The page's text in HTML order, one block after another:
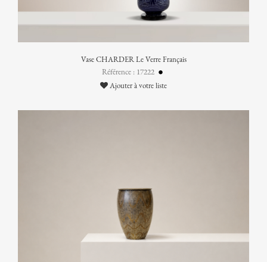
Vase CHARDER Le Verre Français
Référence : 17222
Ajouter à votre liste